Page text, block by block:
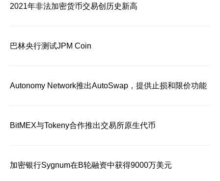
2021年非法加密货币交易创历史新高
巴林央行测试JPM Coin
Autonomy Network推出AutoSwap，提供止损和限价功能
BitMEX与Tokeny合作推出交易所原生代币
加密银行Sygnum在B轮融资中获得9000万美元